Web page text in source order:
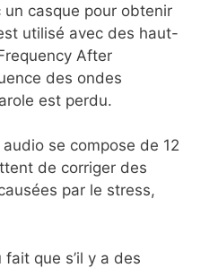
casque pour obtenir
utilisé avec des haut-
After
des ondes
est perdu.
se compose de 12
de corriger des
par le stress,
que s’il y a des